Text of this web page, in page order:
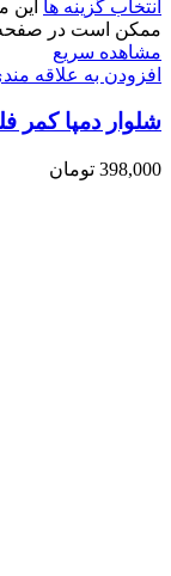
انتخاب گزینه ها این
ممکن است در
مشاهده سریع
افزودن به علاقه
شلوار دمپا کمر
398,000 تومان